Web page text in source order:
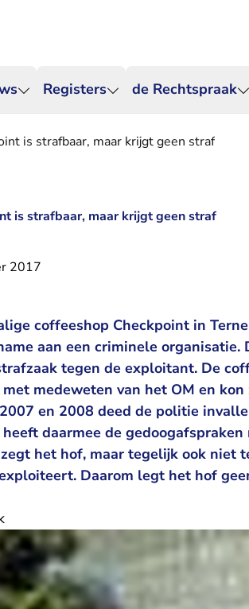
Registers de Rechtspraak
is strafbaar, maar krijgt geen straf
is strafbaar, maar krijgt geen straf
2017
coffeeshop Checkpoint in
aan een criminele organisatie.
tegen de exploitant. De
medeweten van het OM en
en 2008 deed de politie
daarmee de
het hof, maar tegelijk ook niet
Daarom legt het hof